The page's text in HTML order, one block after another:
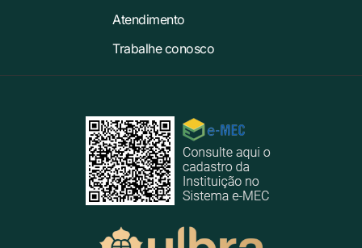
Atendimento
Trabalhe conosco